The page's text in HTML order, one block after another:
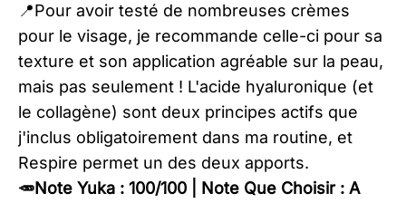
📍Pour avoir testé de nombreuses crèmes
pour le visage, je recommande celle-ci pour sa
texture et son application agréable sur la peau,
mais pas seulement ! L'acide hyaluronique (et
le collagène) sont deux principes actifs que
j'inclus obligatoirement dans ma routine, et
Respire permet un des deux apports.​
🥕Note Yuka : 100/100 | Note Que Choisir : A